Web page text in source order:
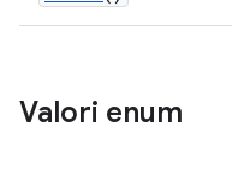
Valori enum